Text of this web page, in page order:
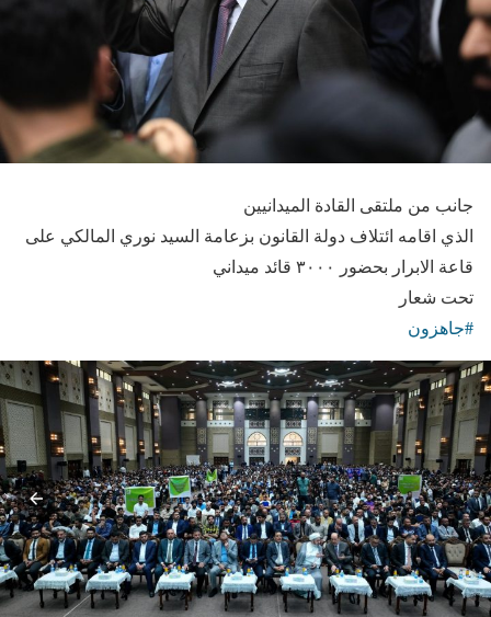
جانب من ملتقى القادة الميدانيين
الذي اقامه ائتلاف دولة القانون بزعامة السيد نوري المالكي على
قاعة الابرار بحضور ٣٠٠٠ قائد ميداني
تحت شعار
#جاهزون